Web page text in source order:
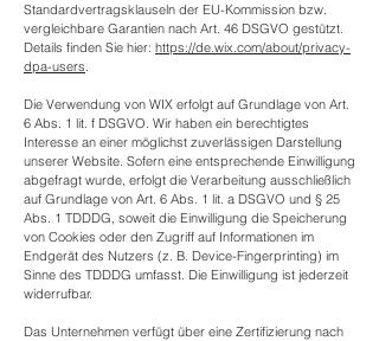
Standardvertragsklauseln der EU-Kommission bzw.
vergleichbare Garantien nach Art. 46 DSGVO gestützt.
Details finden Sie hier: https://de.wix.com/about/privacy-
dpa-users.
Die Verwendung von WIX erfolgt auf Grundlage von Art.
6 Abs. 1 lit. f DSGVO. Wir haben ein berechtigtes
Interesse an einer möglichst zuverlässigen Darstellung
unserer Website. Sofern eine entsprechende Einwilligung
abgefragt wurde, erfolgt die Verarbeitung ausschließlich
auf Grundlage von Art. 6 Abs. 1 lit. a DSGVO und § 25
Abs. 1 TDDDG, soweit die Einwilligung die Speicherung
von Cookies oder den Zugriff auf Informationen im
Endgerät des Nutzers (z. B. Device-Fingerprinting) im
Sinne des TDDDG umfasst. Die Einwilligung ist jederzeit
widerrufbar.
Das Unternehmen verfügt über eine Zertifizierung nach